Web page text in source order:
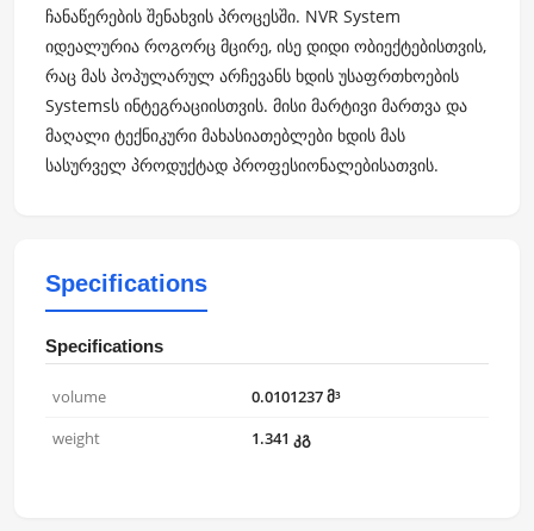
ჩანაწერების შენახვის პროცესში. NVR System
იდეალურია როგორც მცირე, ისე დიდი ობიექტებისთვის,
რაც მას პოპულარულ არჩევანს ხდის უსაფრთხოების
Systemsს ინტეგრაციისთვის. მისი მარტივი მართვა და
მაღალი ტექნიკური მახასიათებლები ხდის მას
სასურველ პროდუქტად პროფესიონალებისათვის.
Specifications
Specifications
volume
0.0101237 მ³
weight
1.341 კგ